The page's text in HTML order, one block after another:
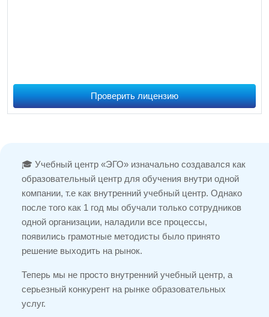
Проверить лицензию
🎓 Учебный центр «ЭГО» изначально создавался как
образовательный центр для обучения внутри одной
компании, т.е как внутренний учебный центр. Однако
после того как 1 год мы обучали только сотрудников
одной организации, наладили все процессы,
появились грамотные методисты было принято
решение выходить на рынок.
Теперь мы не просто внутренний учебный центр, а
серьезный конкурент на рынке образовательных
услуг.